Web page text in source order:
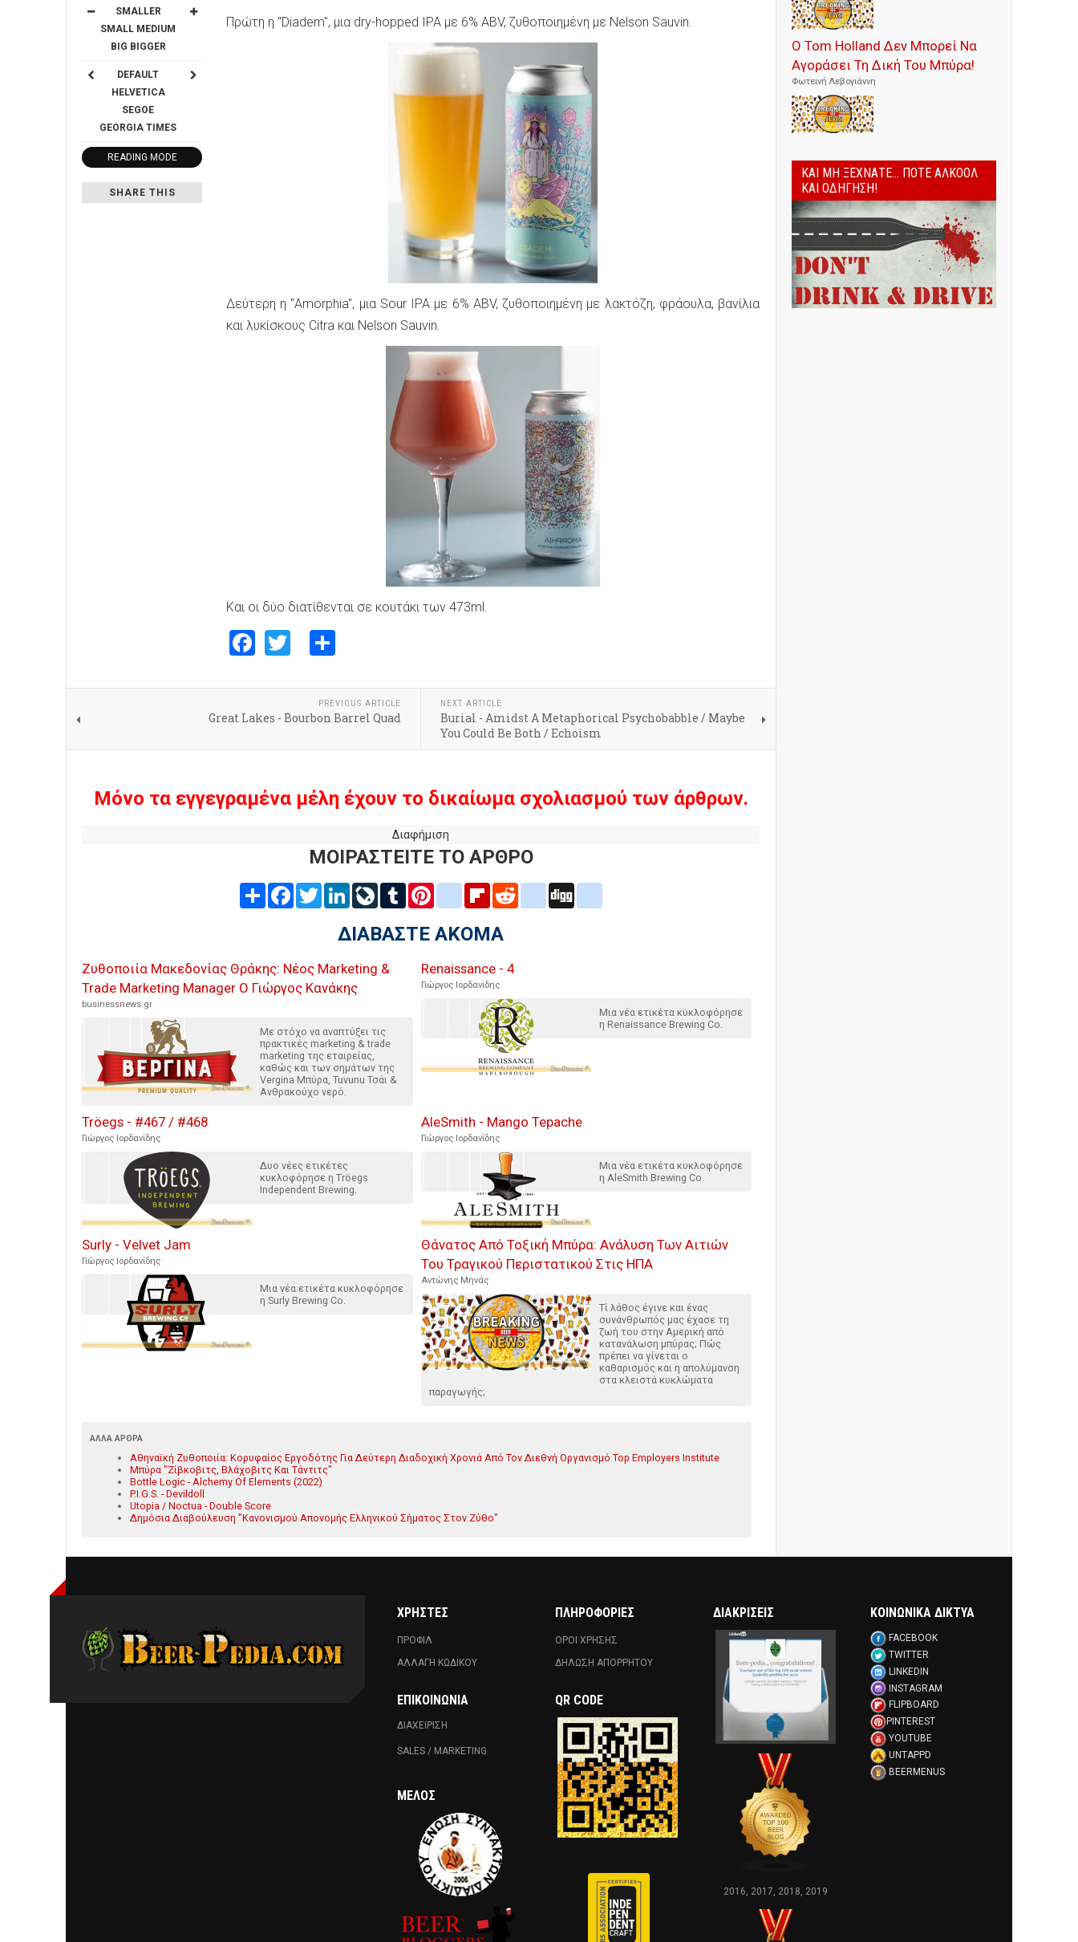
SMALLER
SMALL MEDIUM
BIG BIGGER
DEFAULT
HELVETICA
SEGOE
GEORGIA TIMES
READING MODE
SHARE THIS
Πρώτη η "Diadem", μια dry-hopped IPA με 6% ABV, ζυθοποιημένη με Nelson Sauvin.
Δεύτερη η "Amorphia", μια Sour IPA με 6% ABV, ζυθοποιημένη με λακτόζη, φράουλα, βανίλια
και λυκίσκους Citra και Nelson Sauvin.
Και οι δύο διατίθενται σε κουτάκι των 473ml.
Facebook
Twitter
PREVIOUS ARTICLE
Great Lakes - Bourbon Barrel Quad
NEXT ARTICLE
Burial - Amidst A Metaphorical Psychobabble / Maybe
You Could Be Both / Echoism
Μόνο τα εγγεγραμένα μέλη έχουν το δικαίωμα σχολιασμού των άρθρων.
Διαφήμιση
ΜΟΙΡΑΣΤΕΙΤΕ ΤΟ ΑΡΘΡΟ
Share FacebookTwitterLinkedInLiveJournal
Tumblr Pinterestblogger_post
FlipboardRedditdelicious
ΔΙΑΒΑΣΤΕ ΑΚΟΜΑ
Ζυθοποιία Μακεδονίας Θράκης: Nέος Μarketing &
Trade Marketing Manager Ο Γιώργος Κανάκης
businessnews.gr
Με στόχο να αναπτύξει τις
πρακτικές marketing & trade
marketing της εταιρείας,
καθώς και των σημάτων της
Vergina Μπύρα, Tuvunu Τσάι &
Ανθρακούχο νερό.
Renaissance - 4
Γιώργος Ιορδανίδης
Μια νέα ετικέτα κυκλοφόρησε
η Renaissance Brewing Co.
Tröegs - #467 / #468
Γιώργος Ιορδανίδης
Δυο νέες ετικέτες
κυκλοφόρησε η Tröegs
Independent Brewing.
AleSmith - Mango Tepache
Γιώργος Ιορδανίδης
Μια νέα ετικέτα κυκλοφόρησε
η AleSmith Brewing Co.
Surly - Velvet Jam
Γιώργος Ιορδανίδης
Μια νέα ετικέτα κυκλοφόρησε
η Surly Brewing Co.
Θάνατος Από Τοξική Μπύρα: Ανάλυση Των Αιτιών
Του Τραγικού Περιστατικού Στις ΗΠΑ
Αντώνης Μηνάς
Τί λάθος έγινε και ένας
συνάνθρωπός μας έχασε τη
ζωή του στην Αμερική από
κατανάλωση μπύρας; Πώς
πρέπει να γίνεται ο
καθαρισμός και η απολύμανση
στα κλειστά κυκλώματα
παραγωγής;
ΆΛΛΑ ΆΡΘΡΑ
Αθηναϊκή Ζυθοποιία: Κορυφαίος Εργοδότης Για Δεύτερη Διαδοχική Χρονιά Από Τον Διεθνή Οργανισμό Top Employers Institute
Μπύρα "Ζίβκοβιτς, Βλάχοβιτς Και Τάντιτς"
Bottle Logic - Alchemy Of Elements (2022)
P.I.G.S. - Devildoll
Utopia / Noctua - Double Score
Δημόσια Διαβούλευση "Κανονισμού Απονομής Ελληνικού Σήματος Στον Ζύθο"
Ο Tom Holland Δεν Μπορεί Να
Αγοράσει Τη Δική Του Μπύρα!
Φωτεινή Λεβογιάννη
ΚΑΙ ΜΗ ΞΕΧΝΆΤΕ... ΠΟΤΈ ΑΛΚΟΌΛ
ΚΑΙ ΟΔΉΓΗΣΗ!
ΧΡΗΣΤΕΣ
ΠΡΟΦΙΛ
ΑΛΛΑΓΗ ΚΩΔΙΚΟΥ
ΕΠΙΚΟΙΝΩΝΊΑ
ΔΙΑΧΕΙΡΙΣΗ
SALES / MARKETING
ΜΈΛΟΣ
ΠΛΗΡΟΦΟΡΙΕΣ
ΟΡΟΙ ΧΡΗΣΗΣ
ΔΗΛΩΣΗ ΑΠΟΡΡΗΤΟΥ
QR CODE
ΔΙΑΚΡΊΣΕΙΣ
2016, 2017, 2018, 2019
ΚΟΙΝΩΝΙΚΑ ΔΙΚΤΥΑ
FACEBOOK
TWITTER
LINKEDIN
INSTAGRAM
FLIPBOARD
PINTEREST
YOUTUBE
UNTAPPD
BEERMENUS